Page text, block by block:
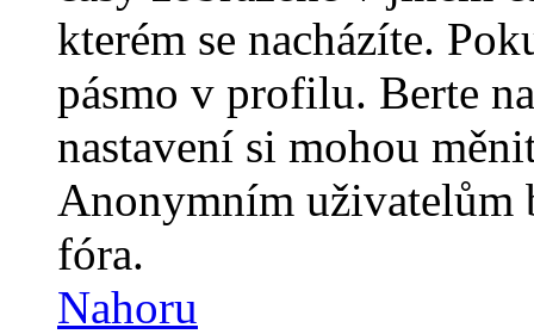
kterém se nacházíte.
pásmo v profilu. Berte
nastavení si mohou
Anonymním uživatelům
fóra.
Nahoru